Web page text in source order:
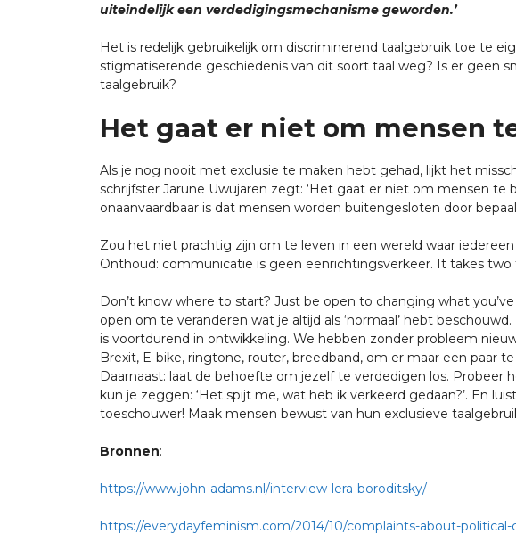
uiteindelijk een verdedigingsmechanisme geworden.’
Het is redelijk gebruikelijk om discriminerend taalgebruik toe te
stigmatiserende geschiedenis van dit soort taal weg? Is er geen
taalgebruik?
Het gaat er niet om mensen
Als je nog nooit met exclusie te maken hebt gehad, lijkt het
schrijfster Jarune Uwujaren zegt: ‘Het gaat er niet om mensen
onaanvaardbaar is dat mensen worden buitengesloten door
Zou het niet prachtig zijn om te leven in een wereld waar
Onthoud: communicatie is geen eenrichtingsverkeer. It takes two
Don’t know where to start? Just be open to changing what
open om te veranderen wat je altijd als ‘normaal’ hebt
is voortdurend in ontwikkeling. We hebben zonder probleem
Brexit, E-bike, ringtone, router, breedband, om er maar een
Daarnaast: laat de behoefte om jezelf te verdedigen los. Probeer
kun je zeggen: ‘Het spijt me, wat heb ik verkeerd gedaan?’. En
toeschouwer! Maak mensen bewust van hun exclusieve
Bronnen:
https://www.john-adams.nl/interview-lera-boroditsky/
https://everydayfeminism.com/2014/10/complaints-about-